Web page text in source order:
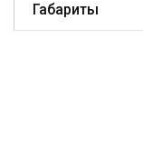
Габариты